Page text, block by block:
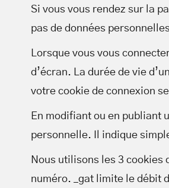
Si vous vous rendez sur la
pas de données
Lorsque vous vous
d’écran. La durée de vie
votre cookie de connexion
En modifiant ou en publiant
personnelle. Il indique
Nous utilisons les 3 cookies
numéro. _gat limite le débit